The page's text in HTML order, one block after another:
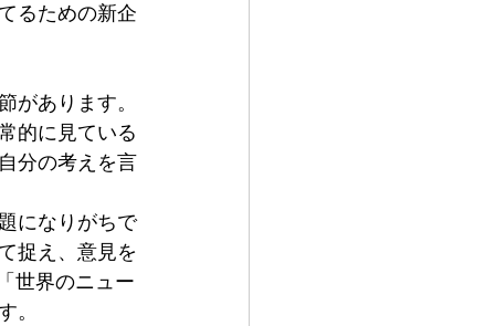
るための新企
があります。
的に見ている
分の考えを言
になりがちで
捉え、意見を
世界のニュー
。